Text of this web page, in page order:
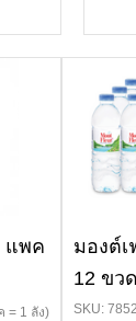
แพค
= 1 ลัง)
มองต์
12 ขวด
SKU: